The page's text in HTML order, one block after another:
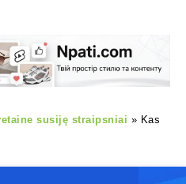
susiję straipsniai » Kas